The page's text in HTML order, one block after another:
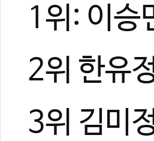
1위: 이
2위 한유
3위 김미